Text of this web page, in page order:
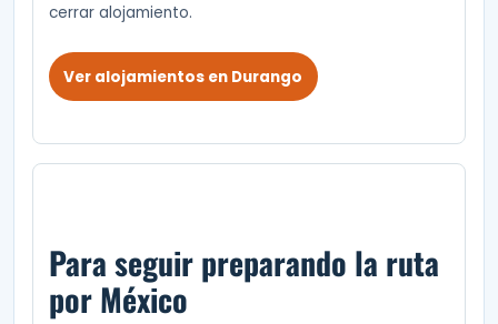
cerrar alojamiento.
Ver alojamientos en Durango
Para seguir preparando la ruta
por México